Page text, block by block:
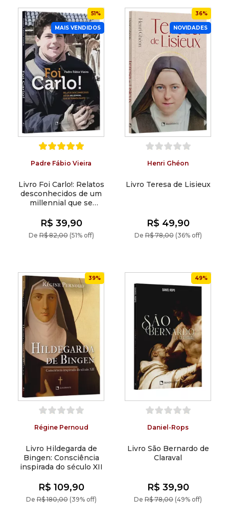
51%
MAIS VENDIDOS
Padre Fábio Vieira
Livro Foi Carlo!: Relatos
desconhecidos de um
millennial que se
DeR$ 82,00(51% off)
R$ 39,90
36%
NOVIDADES
Henri Ghéon
Livro Teresa de Lisieux
DeR$ 78,00(36% off)
R$ 49,90
39%
Régine Pernoud
Livro Hildegarda de
Bingen: Consciência
inspirada do século XII
DeR$ 180,00(39% off)
R$ 109,90
49%
Daniel-Rops
Livro São Bernardo de
Claraval
De R$ 78,00 (49% off)
R$ 39,90